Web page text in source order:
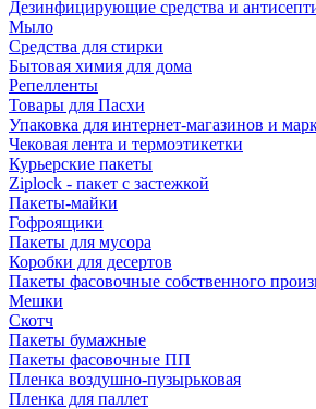
Дезинфицирующие средства и
Мыло
Средства для стирки
Бытовая химия для дома
Репелленты
Товары для Пасхи
Упаковка для интернет-магазинов и
Чековая лента и термоэтикетки
Курьерские пакеты
Ziplock - пакет с застежкой
Пакеты-майки
Гофроящики
Пакеты для мусора
Коробки для десертов
Пакеты фасовочные собственного
Мешки
Скотч
Пакеты бумажные
Пакеты фасовочные ПП
Пленка воздушно-пузырьковая
Пленка для паллет